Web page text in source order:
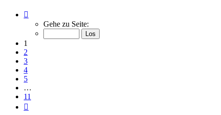
von
Gehe zu Seite:
1
2
3
4
5
…
11